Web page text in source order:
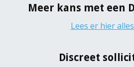
Meer kans met een
Lees er hier
Discreet